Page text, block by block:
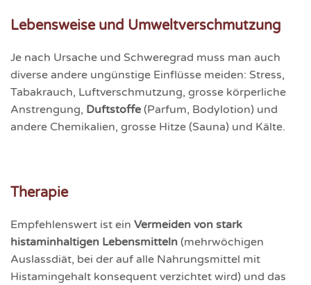
Lebensweise und Umweltverschmutzung
Je nach Ursache und Schweregrad muss man auch
diverse andere ungünstige Einflüsse meiden: Stress,
Tabakrauch, Luftver­schmut­zung, grosse körperliche
Anstren­gung, Duftstoffe (Parfum, Bodylotion) und
andere Chemi­kalien, grosse Hitze (Sauna) und Kälte.
Therapie
Empfehlenswert ist ein Vermeiden von stark
histaminhaltigen Lebensmitteln (mehr­wöchigen
Auslassdiät, bei der auf alle Nahrungsmittel mit
Histamingehalt konsequent verzichtet wird) und das